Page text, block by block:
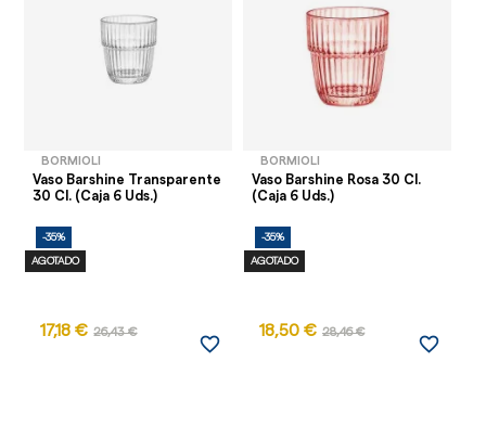
BORMIOLI
Vaso Barshine Transparente
30 Cl. (Caja 6 Uds.)
-35%
AGOTADO
17,18 € 26,43 €
favorite_border
BORMIOLI
Vaso Barshine Rosa 30 Cl.
(Caja 6 Uds.)
-35%
AGOTADO
18,50 € 28,46 €
favorite_border